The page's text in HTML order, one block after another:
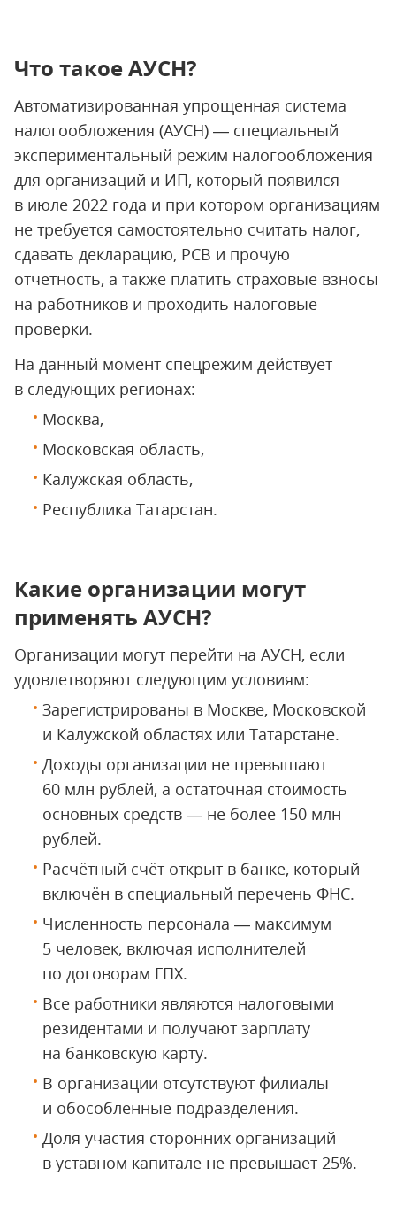
Что такое АУСН?
Автоматизированная упрощенная система
налогообложения (АУСН) — специальный
экспериментальный режим налогообложения
для организаций и ИП, который появился
в июле 2022 года и при котором организациям
не требуется самостоятельно считать налог,
сдавать декларацию, РСВ и прочую
отчетность, а также платить страховые взносы
на работников и проходить налоговые
проверки.
На данный момент спецрежим действует
в следующих регионах:
Москва,
Московская область,
Калужская область,
Республика Татарстан.
Какие организации могут
применять АУСН?
Организации могут перейти на АУСН, если
удовлетворяют следующим условиям:
Зарегистрированы в Москве, Московской
и Калужской областях или Татарстане.
Доходы организации не превышают
60 млн рублей, а остаточная стоимость
основных средств — не более 150 млн
рублей.
Расчётный счёт открыт в банке, который
включён в специальный перечень ФНС.
Численность персонала — максимум
5 человек, включая исполнителей
по договорам ГПХ.
Все работники являются налоговыми
резидентами и получают зарплату
на банковскую карту.
В организации отсутствуют филиалы
и обособленные подразделения.
Доля участия сторонних организаций
в уставном капитале не превышает 25%.